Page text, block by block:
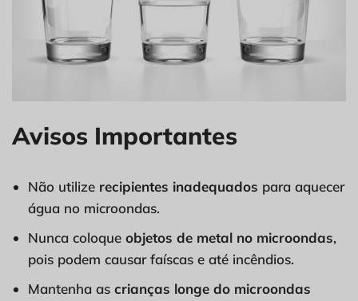
Avisos Importantes
Não utilize recipientes inadequados para aquecer
água no microondas.
Nunca coloque objetos de metal no microondas,
pois podem causar faíscas e até incêndios.
Mantenha as crianças longe do microondas